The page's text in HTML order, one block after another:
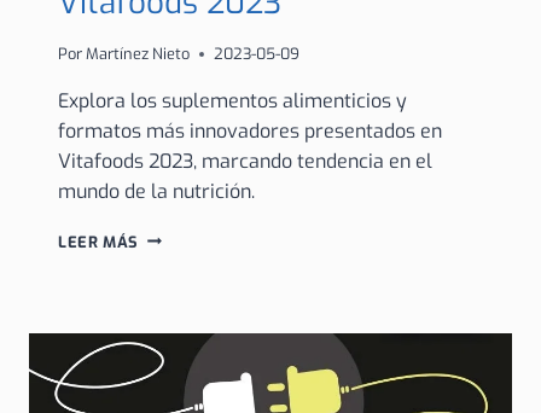
PorMartínez Nieto 2023-05-09
Explora los suplementos alimenticios y
formatos más innovadores presentados en
Vitafoods 2023, marcando tendencia en el
mundo de la nutrición.
LEER MÁS NUESTROS
EN
VITAFOODS
2023